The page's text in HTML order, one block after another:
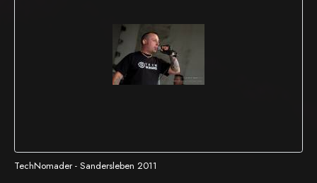
TechNomader - Sandersleben 2011